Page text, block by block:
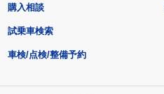
購入相談
試乗車検索
車検/点検/整備予約